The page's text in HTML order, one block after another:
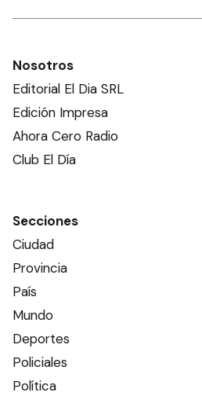
Nosotros
Editorial El Dia SRL
Edición Impresa
Ahora Cero Radio
Club El Día
Secciones
Ciudad
Provincia
País
Mundo
Deportes
Policiales
Política